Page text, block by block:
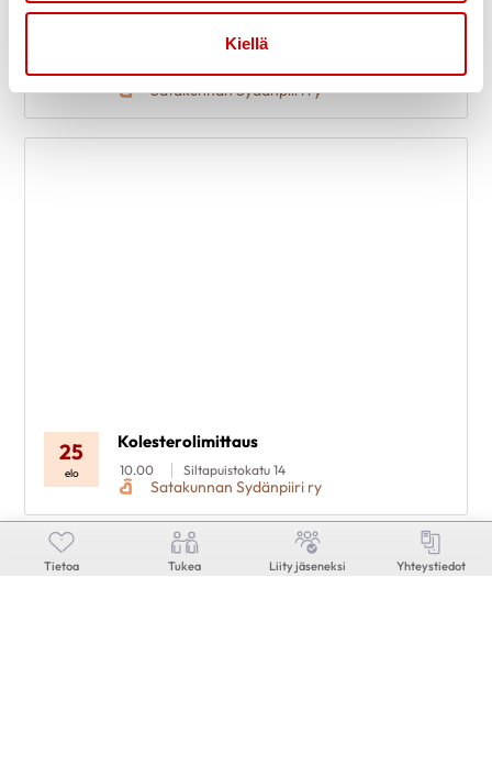
Kiellä
elo
Sydänneuvola
8.00 Antinkatu 9b 26, 28100 Pori
Satakunnan Sydänpiiri ry
25
elo
Kolesterolimittaus
10.00 Siltapuistokatu 14
Satakunnan Sydänpiiri ry
Tietoa Tukea Liity jäseneksi Yhteystiedot